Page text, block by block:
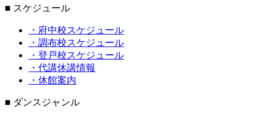
■ スケジュール
・府中校スケジュール
・調布校スケジュール
・登戸校スケジュール
・代講休講情報
・休館案内
■ ダンスジャンル